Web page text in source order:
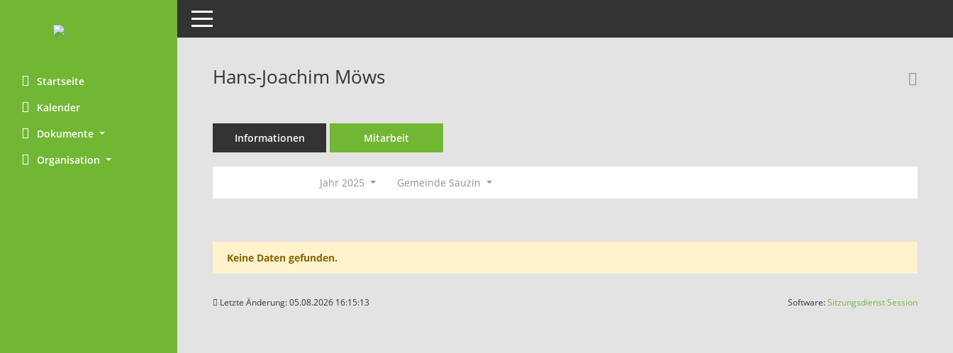
Startseite
Kalender
Dokumente
Organisation
Toggle navigation
Hans-Joachim Möws
Informationen Mitarbeit
Jahr 2025 Gemeinde Sauzin
Keine Daten gefunden.
Letzte Änderung: 05.08.2026 16:15:13 Software:SitzungsdienstSession(Wird in